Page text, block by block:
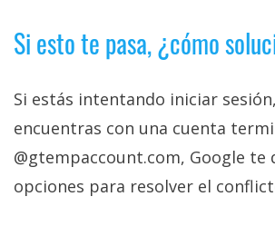
Si esto te pasa, ¿cómo
Si estás intentando iniciar
encuentras con una cuenta
@gtempaccount.com, Google te
opciones para resolver el